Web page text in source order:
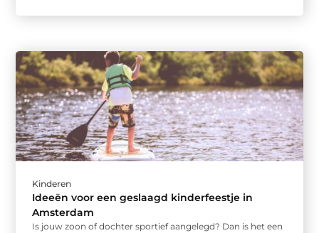
Kinderen
Ideeën voor een geslaagd kinderfeestje in
Amsterdam
Is jouw zoon of dochter sportief aangelegd? Dan is het een